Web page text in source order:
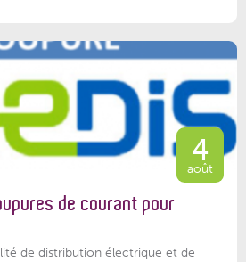
4
août
de courant pour
de distribution électrique et de